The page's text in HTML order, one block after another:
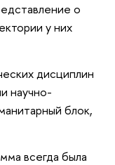
о
у них
дисциплин
научно-
блок,
всегда была